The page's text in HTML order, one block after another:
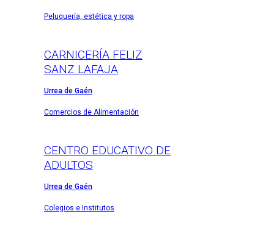
Peluquería, estética y ropa
CARNICERÍA FELIZ
SANZ LAFAJA
Urrea de Gaén
Comercios de Alimentación
CENTRO EDUCATIVO DE
ADULTOS
Urrea de Gaén
Colegios e Institutos